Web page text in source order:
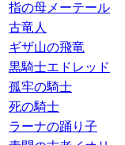
指の母メーテール
古竜人
ギザ山の飛竜
黒騎士エドレッド
孤牢の騎士
死の騎士
ラーナの踊り子